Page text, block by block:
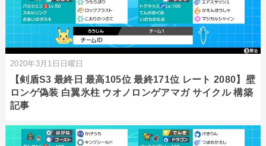
2020年3月1日日曜日
【剣盾S3 最終日 最高105位 最終171位 レート 2080】壁
ロンゲ偽装 白翼氷柱 ウオノロンゲアマガ サイクル 構築
記事